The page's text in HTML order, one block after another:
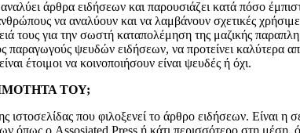
άρθρα ειδήσεων και παρουσιάζει κατά πόσο
να αναλύουν και να λαμβάνουν σχετικές
τους για την σωστή καταπολέμηση της μαζικής
παραγωγούς ψευδών ειδήσεων, να προτείνει καλύτερα
έτοιμοι να κοινοποιήσουν είναι ψευδές ή όχι.
ΤΟΥ;
ιστοσελίδας που φιλοξενεί το άρθρο ειδήσεων.